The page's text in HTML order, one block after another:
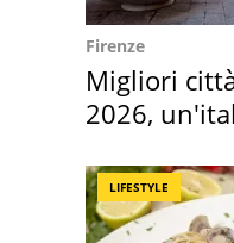
Firenze
Migliori
2026,
LIFESTYLE